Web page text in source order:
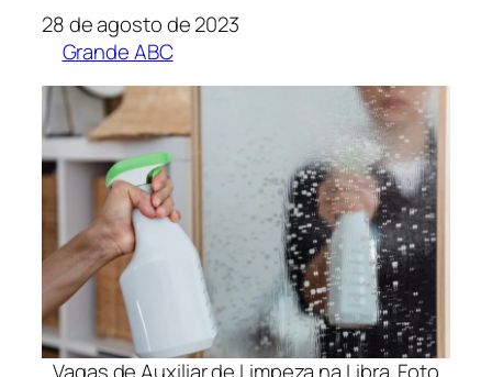
28 de agosto de 2023
Grande ABC